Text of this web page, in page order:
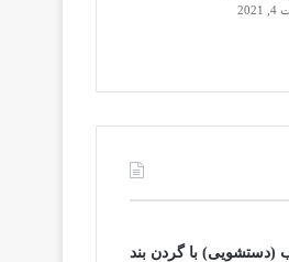
(دستشویی) با گردن بند